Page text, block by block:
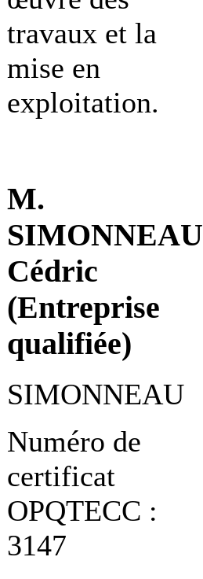
travaux et la
mise en
exploitation.
M.
SIMONNEAU
Cédric
(Entreprise
qualifiée)
SIMONNEAU
Numéro de
certificat
OPQTECC :
3147